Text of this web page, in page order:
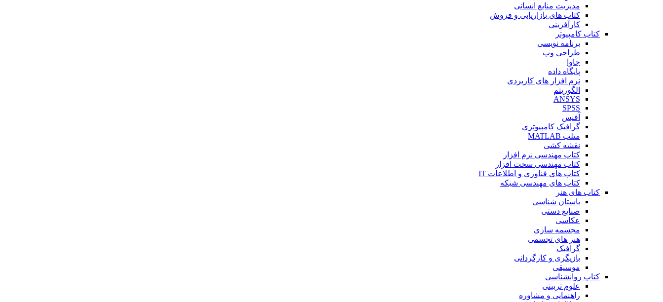
مدیریت منابع انسانی
کتاب های بازاریابی و فروش
کارآفرینی
کتاب کامپیوتر
برنامه نویسی
طراحی وب
جاوا
پایگاه داده
نرم افزار های کاربردی
الگوریتم
ANSYS
SPSS
آفیس
گرافیک کامپیوتری
متلب MATLAB
نقشه کشی
کتاب مهندسی نرم افزار
کتاب مهندسی سخت افزار
کتاب های فناوری و اطلاعات IT
کتاب های مهندسی شبکه
کتاب های هنر
باستان شناسی
صنایع دستی
عکاسی
مجسمه سازی
هنر های تجسمی
گرافیک
بازیگری و کارگردانی
موسیقی
کتاب روانشناسی
علوم تربیتی
راهنمایی و مشاوره